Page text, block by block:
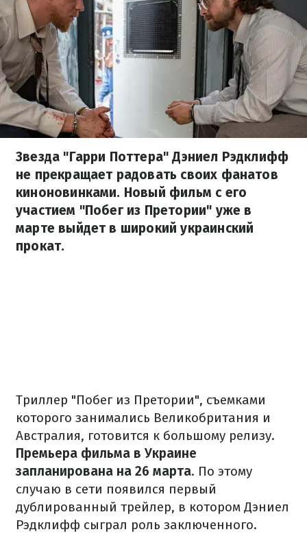
Звезда "Гарри Поттера" Дэниел Рэдклифф
не прекращает радовать своих фанатов
киноновинками. Новый фильм с его
участием "Побег из Претории" уже в
марте выйдет в широкий украинский
прокат.
Триллер "Побег из Претории", съемками
которого занимались Великобритания и
Австралия, готовится к большому релизу.
Премьера фильма в Украине
запланирована на 26 марта. По этому
случаю в сети появился первый
дублированный трейлер, в котором Дэниел
Рэдклифф сыграл роль заключенного.